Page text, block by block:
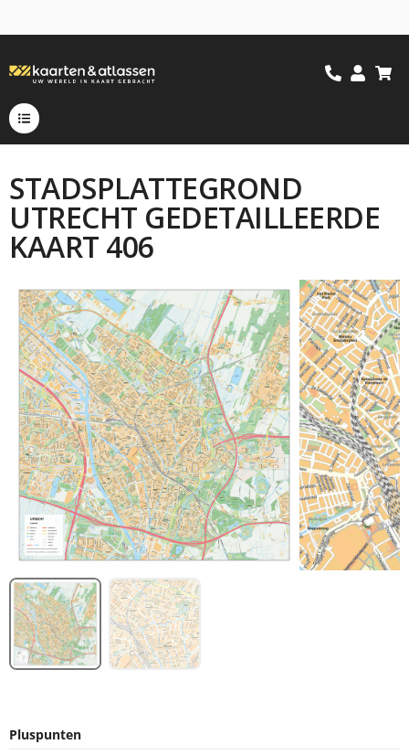
STADSPLATTEGROND
UTRECHT GEDETAILLEERDE
KAART 406
Pluspunten